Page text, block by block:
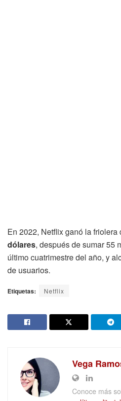
En 2022, Netflix ganó la friolera
dólares, después de sumar 55
último cuatrimestre del año, y
de usuarios.
Etiquetas: Netflix
Vega
Conoce más